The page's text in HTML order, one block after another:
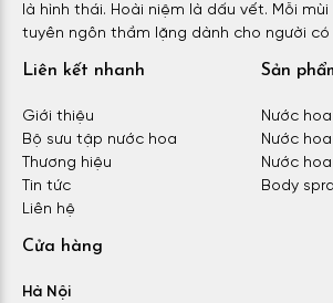
là hình thái. Hoài niệm là dấu vết. Mỗi
tuyên ngôn thầm lặng dành cho người
Liên kết nhanh
Giới thiệu
Bộ sưu tập nước hoa
Thương hiệu
Tin tức
Liên hệ
Sản
Nước
Nước
Nước
Body
Cửa hàng
Hà Nội